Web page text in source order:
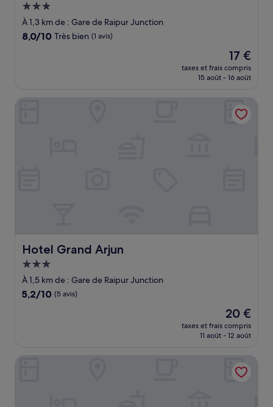
Hébergement
3.0 étoiles
À 1,3 km de : Gare de Raipur Junction
8.0
8,0/10 Très bien (1 avis)
Le
nouveau
prix
de
17 €
17 €
taxes et frais compris
15 août - 16 août
Hotel Grand Arjun
Hotel Grand Arjun
Hébergement
3.0 étoiles
À 1,5 km de : Gare de Raipur Junction
5.2
5,2/10 (5 avis)
Le
nouveau
prix
de
20 €
20 €
taxes et frais compris
11 août - 12 août